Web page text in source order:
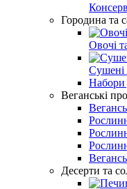
Городина та
Овочі
Сушені
Набори
Веганські
Десерти та